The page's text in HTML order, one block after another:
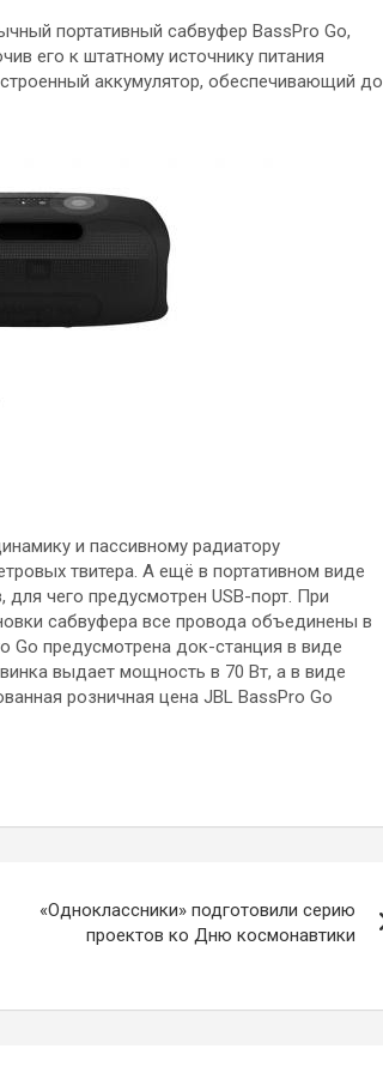
портативный сабвуфер BassPro Go,
его к штатному источнику питания
аккумулятор, обеспечивающий до
и пассивному радиатору
твитера. А ещё в портативном виде
чего предусмотрен USB-порт. При
сабвуфера все провода объединены в
предусмотрена док-станция в виде
выдает мощность в 70 Вт, а в виде
розничная цена JBL BassPro Go
«Одноклассники» подготовили серию
проектов ко Дню космонавтики